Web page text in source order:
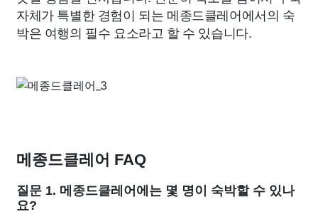
자체가 특별한 경험이 되는 메종드클레어에서의 숙
박은 여행의 필수 요소라고 할 수 있습니다.
메종드클레어 FAQ
질문 1. 메종드클레어에는 몇 명이 숙박할 수 있나
요?